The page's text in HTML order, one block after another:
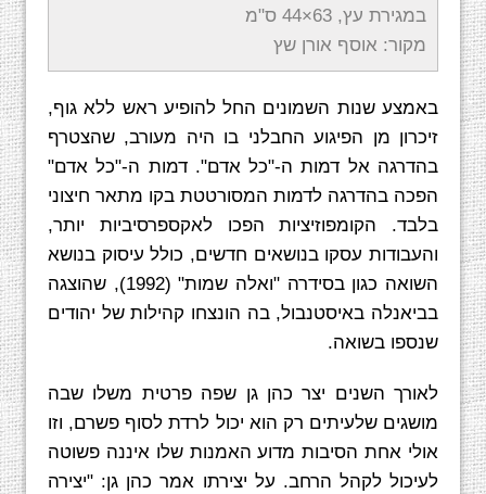
במגירת עץ, 63×44 ס"מ
מקור: אוסף אורן שץ
באמצע שנות השמונים החל להופיע ראש ללא גוף,
זיכרון מן הפיגוע החבלני בו היה מעורב, שהצטרף
בהדרגה אל דמות ה-"כל אדם". דמות ה-"כל אדם"
הפכה בהדרגה לדמות המסורטטת בקו מתאר חיצוני
בלבד. הקומפוזיציות הפכו לאקספרסיביות יותר,
והעבודות עסקו בנושאים חדשים, כולל עיסוק בנושא
השואה כגון בסידרה "ואלה שמות" (1992), שהוצגה
בביאנלה באיסטנבול, בה הונצחו קהילות של יהודים
שנספו בשואה.
לאורך השנים יצר כהן גן שפה פרטית משלו שבה
מושגים שלעיתים רק הוא יכול לרדת לסוף פשרם, וזו
אולי אחת הסיבות מדוע האמנות שלו איננה פשוטה
לעיכול לקהל הרחב. על יצירתו אמר כהן גן: "יצירה